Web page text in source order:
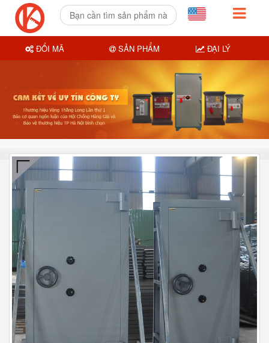
ĐỔI MÃ SẢN PHẨM ĐẠI LÝ